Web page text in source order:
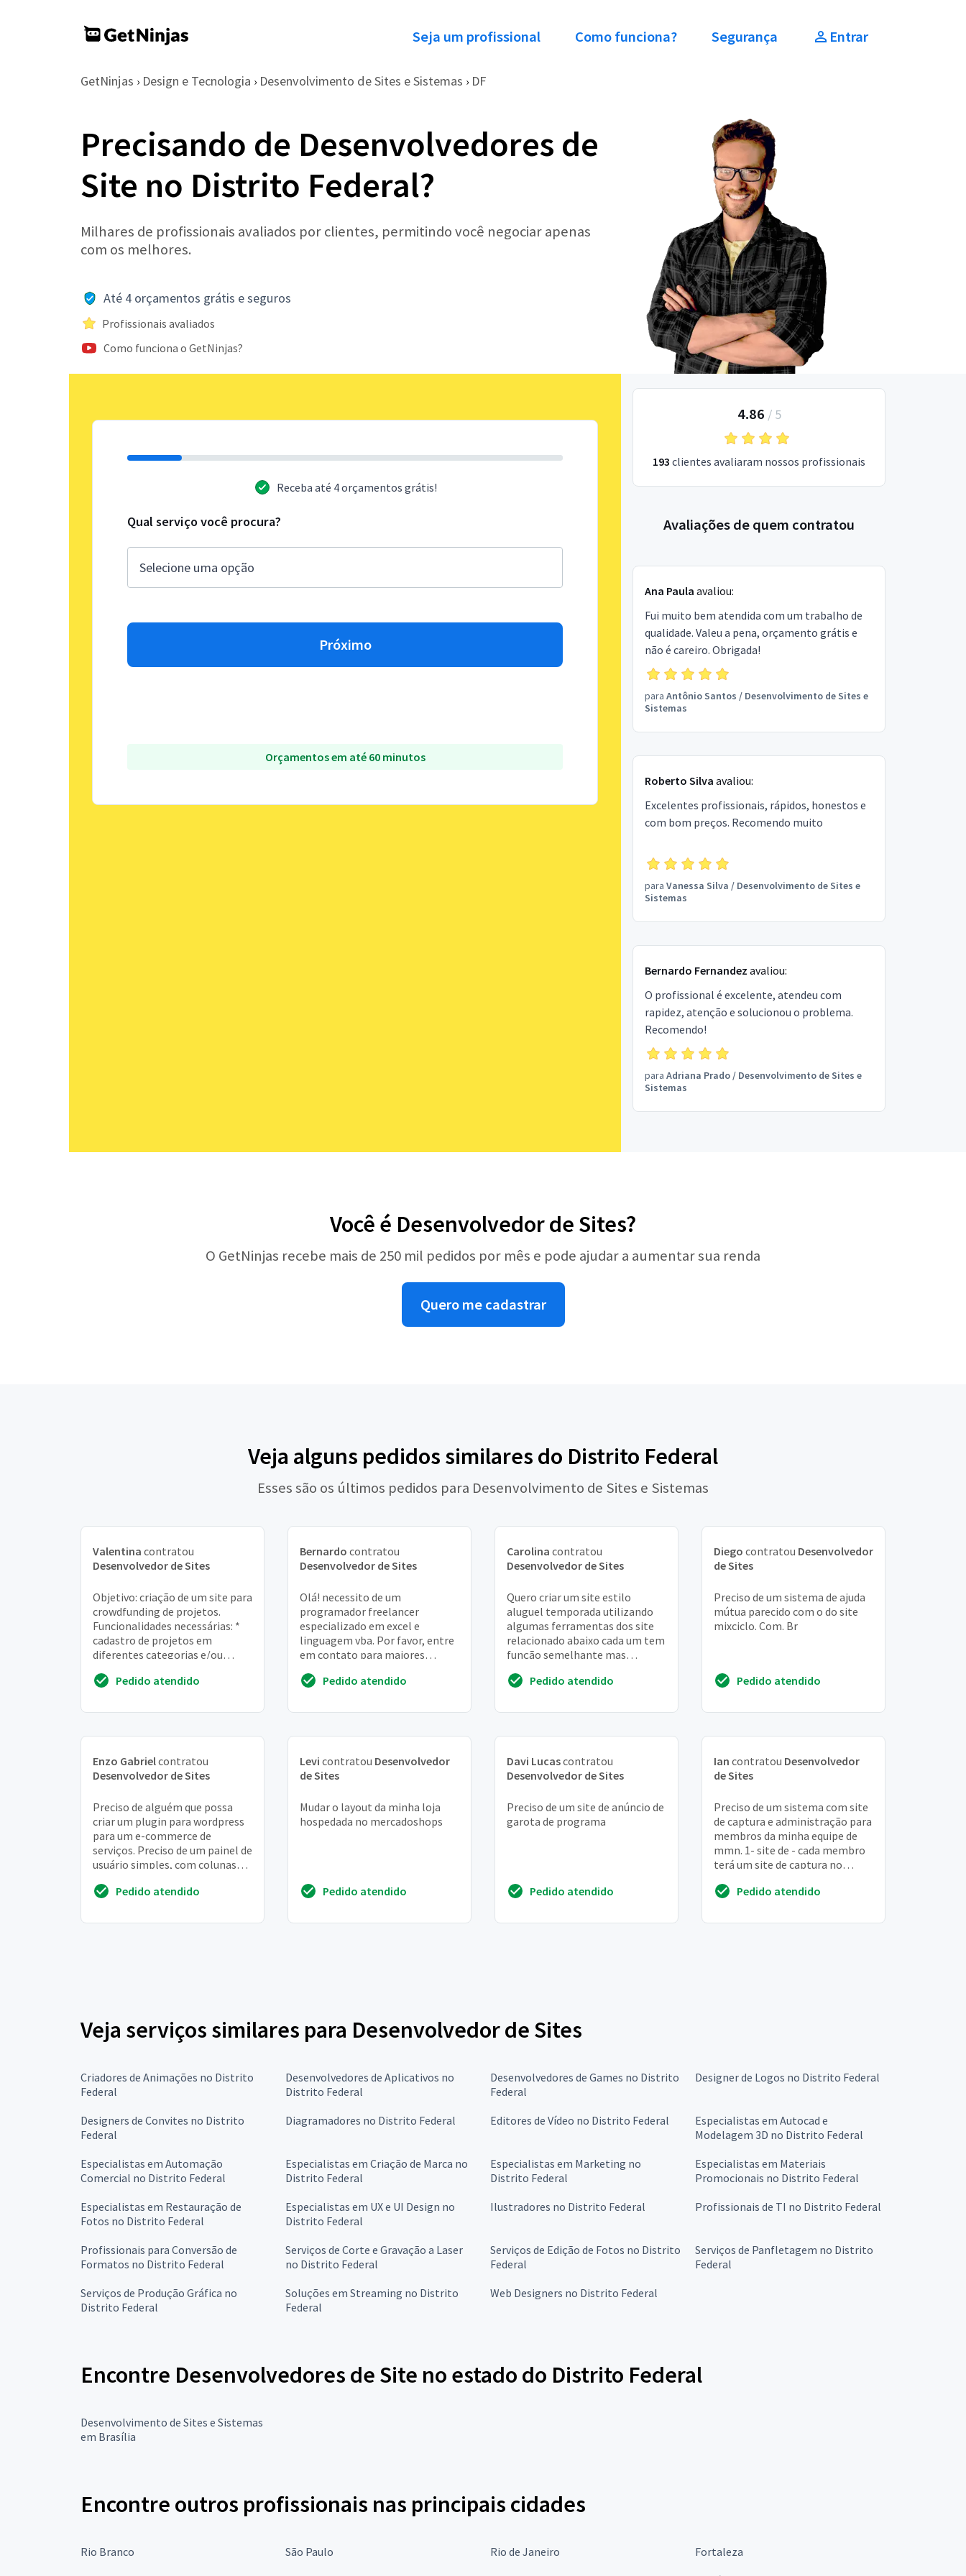
Seja um profissional Como funciona? Segurança Entrar
GetNinjas › Design e Tecnologia › Desenvolvimento de Sites e Sistemas › DF
Precisando de Desenvolvedores de
Site no Distrito Federal?
Milhares de profissionais avaliados por clientes, permitindo você negociar apenas
com os melhores.
Até 4 orçamentos grátis e seguros
Profissionais avaliados
Como funciona o GetNinjas?
Receba até 4 orçamentos grátis!
Qual serviço você procura?
Próximo
Orçamentos em até 60 minutos
4.86 / 5
193 clientes avaliaram nossos profissionais
Avaliações de quem contratou
Ana Paula avaliou:
Fui muito bem atendida com um trabalho de
qualidade. Valeu a pena, orçamento grátis e
não é careiro. Obrigada!
para Antônio Santos / Desenvolvimento de Sites e
Sistemas
Roberto Silva avaliou:
Excelentes profissionais, rápidos, honestos e
com bom preços. Recomendo muito
para Vanessa Silva / Desenvolvimento de Sites e
Sistemas
Bernardo Fernandez avaliou:
O profissional é excelente, atendeu com
rapidez, atenção e solucionou o problema.
Recomendo!
para Adriana Prado/ Desenvolvimento de Sites e
Sistemas
Você é Desenvolvedor de Sites?
O GetNinjas recebe mais de 250 mil pedidos por mês e pode ajudar a aumentar sua renda
Quero me cadastrar
Veja alguns pedidos similares do Distrito Federal
Esses são os últimos pedidos para Desenvolvimento de Sites e Sistemas
Valentina contratou
Desenvolvedor de Sites
Objetivo: criação de um site para
crowdfunding de projetos.
Funcionalidades necessárias: *
cadastro de projetos em
diferentes categorias e/ou
busca por pr...
Pedido atendido
Bernardo contratou
Desenvolvedor de Sites
Olá! necessito de um
programador freelancer
especializado em excel e
linguagem vba. Por favor, entre
em contato para maiores
Pedido atendido
Carolina contratou
Desenvolvedor de Sites
Quero criar um site estilo
aluguel temporada utilizando
algumas ferramentas dos site
relacionado abaixo cada um tem
função semelhante mas
queria fazer a junção d...
Pedido atendido
Diego contratou Desenvolvedor
de Sites
Preciso de um sistema de ajuda
mútua parecido com o do site
mixciclo. Com. Br
Pedido atendido
Enzo Gabrielcontratou
Desenvolvedor de Sites
Preciso de alguém que possa
criar um plugin para wordpress
para um e-commerce de
serviços. Preciso de um painel de
usuário simples, com colunas
produto/serviço,...
Pedido atendido
Levi contratou Desenvolvedor
de Sites
Mudar o layout da minha loja
hospedada no mercadoshops
Pedido atendido
Davi Lucascontratou
Desenvolvedor de Sites
Preciso de um site de anúncio de
garota de programa
Pedido atendido
Ian contratou Desenvolvedor
de Sites
Preciso de um sistema com site
de captura e administração para
membros da minha equipe de
mmn. 1- site de - cada membro
terá um site de captura no
Com/nomedomem...
Pedido atendido
Veja serviços similares para Desenvolvedor de Sites
Criadores de Animações no Distrito
Federal
Desenvolvedores de Aplicativos no
Distrito Federal
Desenvolvedores de Games no Distrito
Federal
Designer de Logos no Distrito Federal
Designers de Convites no Distrito
Federal
Diagramadores no Distrito Federal Editores de Vídeo no Distrito Federal
Especialistas em Autocad e
Modelagem 3D no Distrito Federal
Especialistas em Automação
Comercial no Distrito Federal
Especialistas em Criação de Marca no
Distrito Federal
Especialistas em Marketing no
Distrito Federal
Especialistas em Materiais
Promocionais no Distrito Federal
Especialistas em Restauração de
Fotos no Distrito Federal
Especialistas em UX e UI Design no
Distrito Federal
Ilustradores no Distrito Federal Profissionais de TI no Distrito Federal
Profissionais para Conversão de
Formatos no Distrito Federal
Serviços de Corte e Gravação a Laser
no Distrito Federal
Serviços de Edição de Fotos no Distrito
Federal
Serviços de Panfletagem no Distrito
Federal
Serviços de Produção Gráfica no
Distrito Federal
Soluções em Streaming no Distrito
Federal
Web Designers no Distrito Federal
Encontre Desenvolvedores de Site no estado do Distrito Federal
Desenvolvimento de Sites e Sistemas
em Brasília
Encontre outros profissionais nas principais cidades
Rio Branco São Paulo Rio de Janeiro
Fortaleza